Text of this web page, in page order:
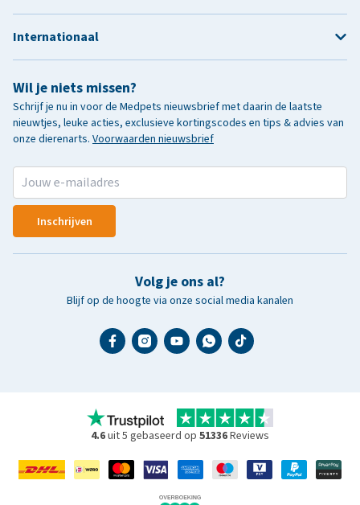
Wil je niets missen?
Schrijf je nu in voor de Medpets nieuwsbrief met daarin de laatste
nieuwtjes, leuke acties, exclusieve kortingscodes en tips & advies van
onze dierenarts. Voorwaarden nieuwsbrief
Inschrijven
Volg je ons al?
Blijf op de hoogte via onze social media kanalen
Internationaal
4.6uit 5 gebaseerd op 51336Reviews